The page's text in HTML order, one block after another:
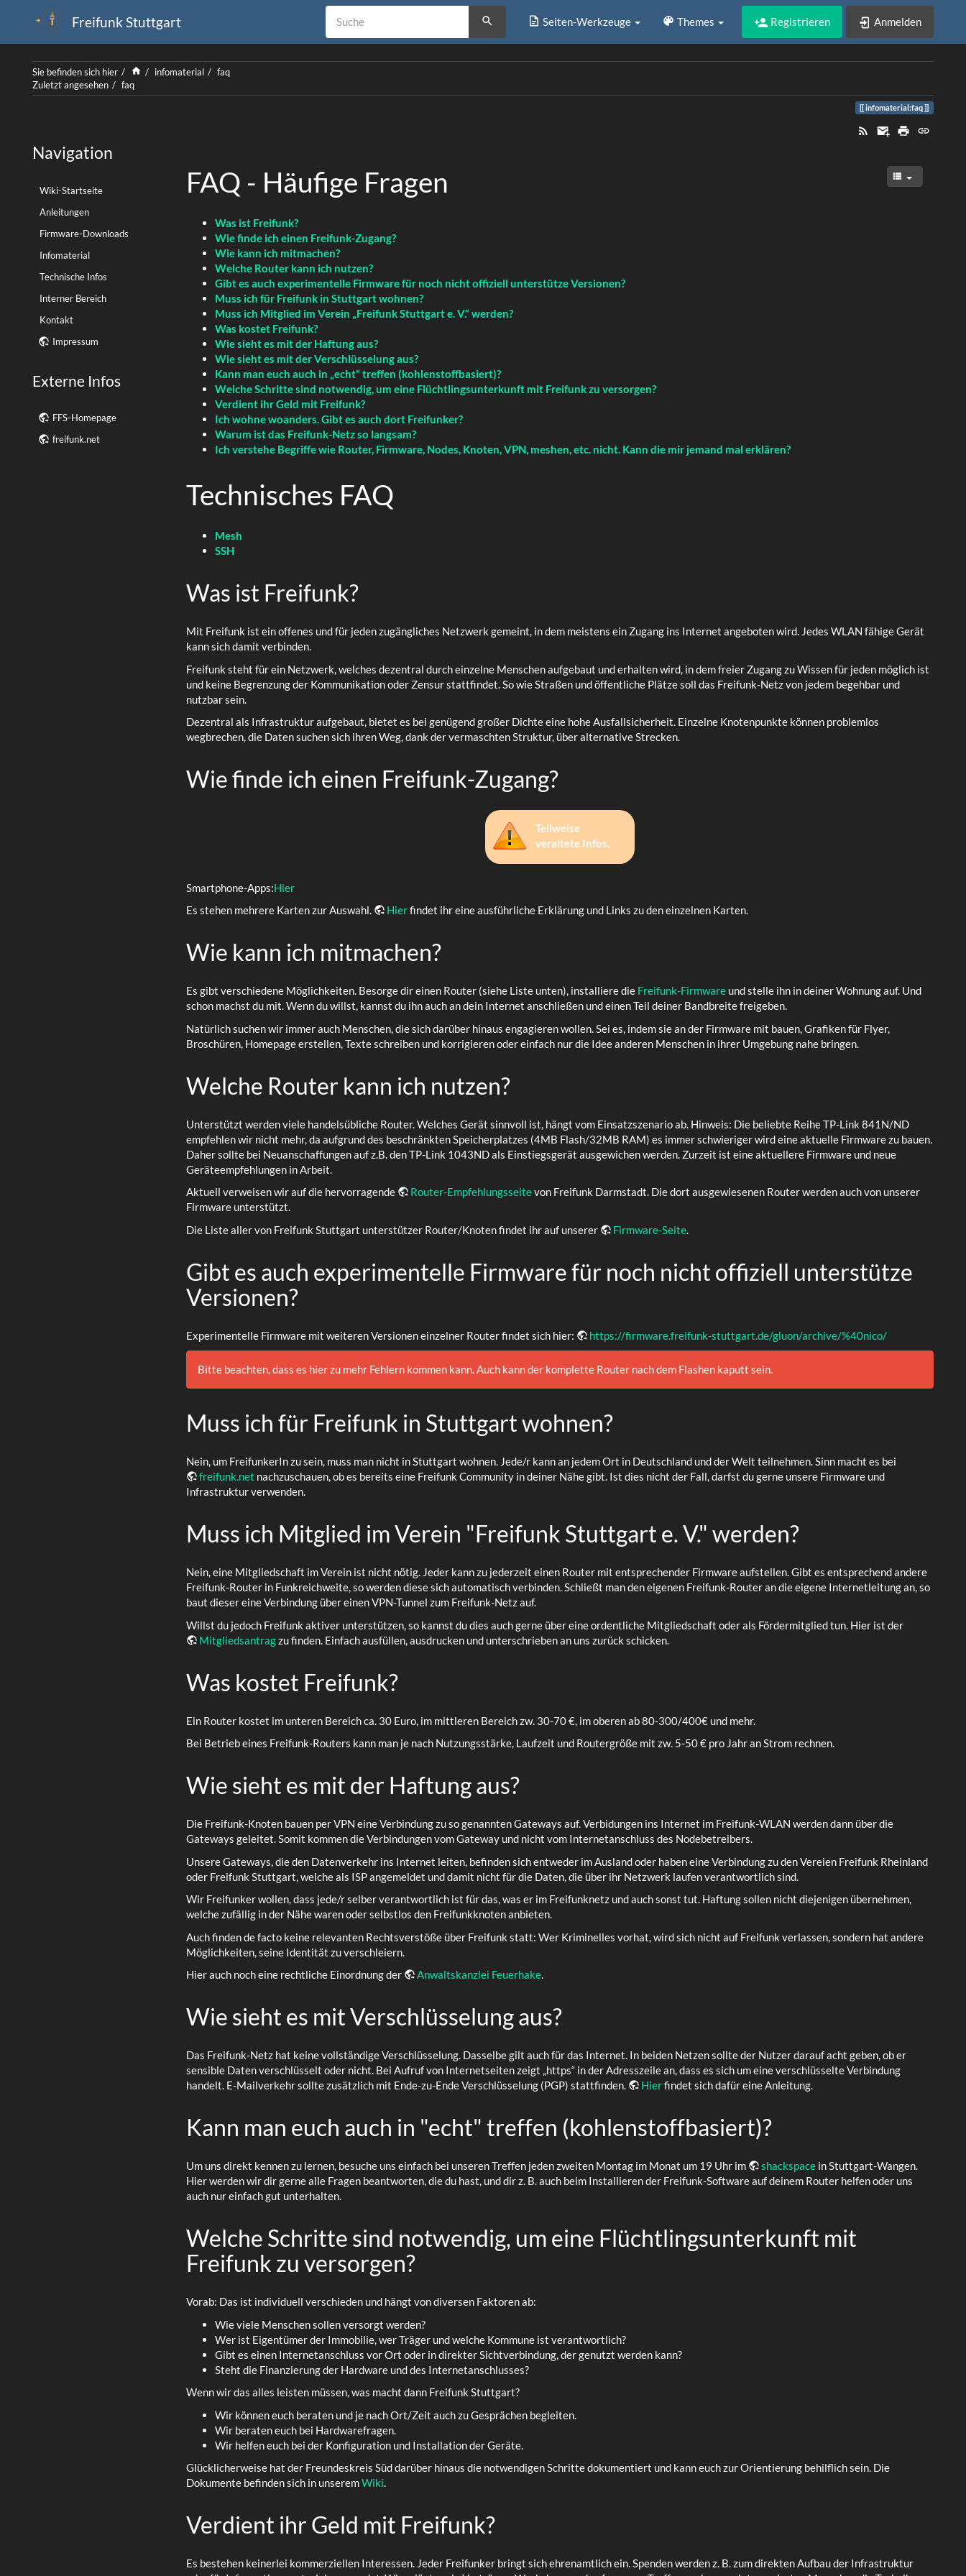
Freifunk Stuttgart Seiten-Werkzeuge Themes Registrieren Anmelden
Sie befinden sich hier Homeinfomaterial
faq
Zuletzt angesehen
faq
infomaterial:faq
Navigation
Wiki-Startseite
Anleitungen
Firmware-Downloads
Infomaterial
Technische Infos
Interner Bereich
Kontakt
Impressum
Externe Infos
FFS-Homepage
freifunk.net
FAQ - Häufige Fragen
Was ist Freifunk?
Wie finde ich einen Freifunk-Zugang?
Wie kann ich mitmachen?
Welche Router kann ich nutzen?
Gibt es auch experimentelle Firmware für noch nicht offiziell unterstütze Versionen?
Muss ich für Freifunk in Stuttgart wohnen?
Muss ich Mitglied im Verein „Freifunk Stuttgart e. V.“ werden?
Was kostet Freifunk?
Wie sieht es mit der Haftung aus?
Wie sieht es mit der Verschlüsselung aus?
Kann man euch auch in „echt“ treffen (kohlenstoffbasiert)?
Welche Schritte sind notwendig, um eine Flüchtlingsunterkunft mit Freifunk zu versorgen?
Verdient ihr Geld mit Freifunk?
Ich wohne woanders. Gibt es auch dort Freifunker?
Warum ist das Freifunk-Netz so langsam?
Ich verstehe Begriffe wie Router, Firmware, Nodes, Knoten, VPN, meshen, etc. nicht. Kann die mir jemand mal erklären?
Technisches FAQ
Mesh
SSH
Was ist Freifunk?
Mit Freifunk ist ein offenes und für jeden zugängliches Netzwerk gemeint, in dem meistens ein Zugang ins Internet angeboten wird. Jedes WLAN fähige Gerät
kann sich damit verbinden.
Freifunk steht für ein Netzwerk, welches dezentral durch einzelne Menschen aufgebaut und erhalten wird, in dem freier Zugang zu Wissen für jeden möglich ist
und keine Begrenzung der Kommunikation oder Zensur stattfindet. So wie Straßen und öffentliche Plätze soll das Freifunk-Netz von jedem begehbar und
nutzbar sein.
Dezentral als Infrastruktur aufgebaut, bietet es bei genügend großer Dichte eine hohe Ausfallsicherheit. Einzelne Knotenpunkte können problemlos
wegbrechen, die Daten suchen sich ihren Weg, dank der vermaschten Struktur, über alternative Strecken.
Wie finde ich einen Freifunk-Zugang?
Teilweise
veraltete Infos.
Smartphone-Apps:Hier
Es stehen mehrere Karten zur Auswahl.
Hierfindet ihr eine ausführliche Erklärung und Links zu den einzelnen Karten.
Wie kann ich mitmachen?
Es gibt verschiedene Möglichkeiten. Besorge dir einen Router (siehe Liste unten), installiere die Freifunk-Firmware und stelle ihn in deiner Wohnung auf. Und
schon machst du mit. Wenn du willst, kannst du ihn auch an dein Internet anschließen und einen Teil deiner Bandbreite freigeben.
Natürlich suchen wir immer auch Menschen, die sich darüber hinaus engagieren wollen. Sei es, indem sie an der Firmware mit bauen, Grafiken für Flyer,
Broschüren, Homepage erstellen, Texte schreiben und korrigieren oder einfach nur die Idee anderen Menschen in ihrer Umgebung nahe bringen.
Welche Router kann ich nutzen?
Unterstützt werden viele handelsübliche Router. Welches Gerät sinnvoll ist, hängt vom Einsatzszenario ab. Hinweis: Die beliebte Reihe TP-Link 841N/ND
empfehlen wir nicht mehr, da aufgrund des beschränkten Speicherplatzes (4MB Flash/32MB RAM) es immer schwieriger wird eine aktuelle Firmware zu bauen.
Daher sollte bei Neuanschaffungen auf z.B. den TP-Link 1043ND als Einstiegsgerät ausgewichen werden. Zurzeit ist eine aktuellere Firmware und neue
Geräteempfehlungen in Arbeit.
Aktuell verweisen wir auf die hervorragende
Router-Empfehlungsseitevon Freifunk Darmstadt. Die dort ausgewiesenen Router werden auch von unserer
Firmware unterstützt.
Die Liste aller von Freifunk Stuttgart unterstützer Router/Knoten findet ihr auf unserer
Firmware-Seite.
Gibt es auch experimentelle Firmware für noch nicht offiziell unterstütze
Versionen?
Experimentelle Firmware mit weiteren Versionen einzelner Router findet sich hier: https://firmware.freifunk-stuttgart.de/gluon/archive/%40nico/
Bitte beachten, dass es hier zu mehr Fehlern kommen kann. Auch kann der komplette Router nach dem Flashen kaputt sein.
Muss ich für Freifunk in Stuttgart wohnen?
Nein, um FreifunkerIn zu sein, muss man nicht in Stuttgart wohnen. Jede/r kann an jedem Ort in Deutschland und der Welt teilnehmen. Sinn macht es bei
freifunk.net nachzuschauen, ob es bereits eine Freifunk Community in deiner Nähe gibt. Ist dies nicht der Fall, darfst du gerne unsere Firmware und
Infrastruktur verwenden.
Muss ich Mitglied im Verein "Freifunk Stuttgart e. V." werden?
Nein, eine Mitgliedschaft im Verein ist nicht nötig. Jeder kann zu jederzeit einen Router mit entsprechender Firmware aufstellen. Gibt es entsprechend andere
Freifunk-Router in Funkreichweite, so werden diese sich automatisch verbinden. Schließt man den eigenen Freifunk-Router an die eigene Internetleitung an, so
baut dieser eine Verbindung über einen VPN-Tunnel zum Freifunk-Netz auf.
Willst du jedoch Freifunk aktiver unterstützen, so kannst du dies auch gerne über eine ordentliche Mitgliedschaft oder als Fördermitglied tun. Hier ist der
Mitgliedsantragzu finden. Einfach ausfüllen, ausdrucken und unterschrieben an uns zurück schicken.
Was kostet Freifunk?
Ein Router kostet im unteren Bereich ca. 30 Euro, im mittleren Bereich zw. 30-70 €, im oberen ab 80-300/400€ und mehr.
Bei Betrieb eines Freifunk-Routers kann man je nach Nutzungsstärke, Laufzeit und Routergröße mit zw. 5-50 € pro Jahr an Strom rechnen.
Wie sieht es mit der Haftung aus?
Die Freifunk-Knoten bauen per VPN eine Verbindung zu so genannten Gateways auf. Verbidungen ins Internet im Freifunk-WLAN werden dann über die
Gateways geleitet. Somit kommen die Verbindungen vom Gateway und nicht vom Internetanschluss des Nodebetreibers.
Unsere Gateways, die den Datenverkehr ins Internet leiten, befinden sich entweder im Ausland oder haben eine Verbindung zu den Vereien Freifunk Rheinland
oder Freifunk Stuttgart, welche als ISP angemeldet und damit nicht für die Daten, die über ihr Netzwerk laufen verantwortlich sind.
Wir Freifunker wollen, dass jede/r selber verantwortlich ist für das, was er im Freifunknetz und auch sonst tut. Haftung sollen nicht diejenigen übernehmen,
welche zufällig in der Nähe waren oder selbstlos den Freifunkknoten anbieten.
Auch finden de facto keine relevanten Rechtsverstöße über Freifunk statt: Wer Kriminelles vorhat, wird sich nicht auf Freifunk verlassen, sondern hat andere
Möglichkeiten, seine Identität zu verschleiern.
Hier auch noch eine rechtliche Einordnung der
Anwaltskanzlei Feuerhake.
Wie sieht es mit Verschlüsselung aus?
Das Freifunk-Netz hat keine vollständige Verschlüsselung. Dasselbe gilt auch für das Internet. In beiden Netzen sollte der Nutzer darauf acht geben, ob er
sensible Daten verschlüsselt oder nicht. Bei Aufruf von Internetseiten zeigt „https“ in der Adresszeile an, dass es sich um eine verschlüsselte Verbindung
handelt. E-Mailverkehr sollte zusätzlich mit Ende-zu-Ende Verschlüsselung (PGP) stattfinden.
Hierfindet sich dafür eine Anleitung.
Kann man euch auch in "echt" treffen (kohlenstoffbasiert)?
Um uns direkt kennen zu lernen, besuche uns einfach bei unseren Treffen jeden zweiten Montag im Monat um 19 Uhr im shackspace in Stuttgart-Wangen.
Hier werden wir dir gerne alle Fragen beantworten, die du hast, und dir z. B. auch beim Installieren der Freifunk-Software auf deinem Router helfen oder uns
auch nur einfach gut unterhalten.
Welche Schritte sind notwendig, um eine Flüchtlingsunterkunft mit
Freifunk zu versorgen?
Vorab: Das ist individuell verschieden und hängt von diversen Faktoren ab:
Wie viele Menschen sollen versorgt werden?
Wer ist Eigentümer der Immobilie, wer Träger und welche Kommune ist verantwortlich?
Gibt es einen Internetanschluss vor Ort oder in direkter Sichtverbindung, der genutzt werden kann?
Steht die Finanzierung der Hardware und des Internetanschlusses?
Wenn wir das alles leisten müssen, was macht dann Freifunk Stuttgart?
Wir können euch beraten und je nach Ort/Zeit auch zu Gesprächen begleiten.
Wir beraten euch bei Hardwarefragen.
Wir helfen euch bei der Konfiguration und Installation der Geräte.
Glücklicherweise hat der Freundeskreis Süd darüber hinaus die notwendigen Schritte dokumentiert und kann euch zur Orientierung behilflich sein. Die
Dokumente befinden sich in unseremWiki.
Verdient ihr Geld mit Freifunk?
Es bestehen keinerlei kommerziellen Interessen. Jeder Freifunker bringt sich ehrenamtlich ein. Spenden werden z. B. zum direkten Aufbau der Infrastruktur